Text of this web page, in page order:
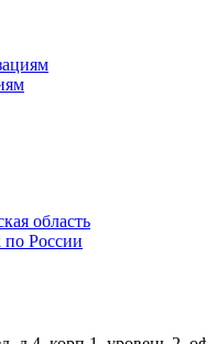
область
по России